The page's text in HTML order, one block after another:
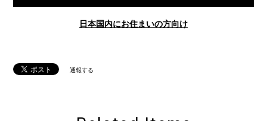
日本国内にお住まいの方向け
通報する